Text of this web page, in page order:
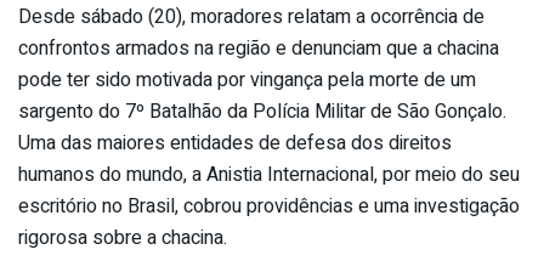
Desde sábado (20), moradores relatam a ocorrência de
confrontos armados na região e denunciam que a chacina
pode ter sido motivada por vingança pela morte de um
sargento do 7º Batalhão da Polícia Militar de São Gonçalo.
Uma das maiores entidades de defesa dos direitos
humanos do mundo, a Anistia Internacional, por meio do seu
escritório no Brasil, cobrou providências e uma investigação
rigorosa sobre a chacina.